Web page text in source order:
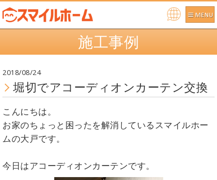
Po
re
施工事例
2018/08/24
堀切でアコーディオンカーテン交換
こんにちは。
お家のちょっと困ったを解消しているスマイルホー
ムの大戸です。
今日はアコーディオンカーテンです。